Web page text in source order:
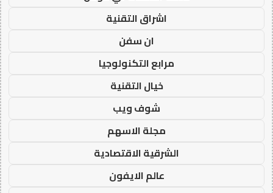
اشراق التقنية
ان سفن
مرابع التكنولوجيا
خيال التقنية
شوف ويب
مجلة الاسهم
الشرقية الاقتصادية
عالم الايفون